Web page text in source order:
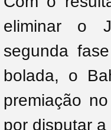
eliminar o
segunda
bolada, o
premiação
por disputar